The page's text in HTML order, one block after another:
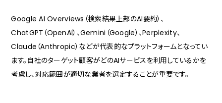
Google AI Overviews（検索結果上部のAI要約）、
ChatGPT（OpenAI）、Gemini（Google）、Perplexity、
Claude（Anthropic）などが代表的なプラットフォームとなってい
ます。自社のターゲット顧客がどのAIサービスを利用しているかを
考慮し、対応範囲が適切な業者を選定することが重要です。